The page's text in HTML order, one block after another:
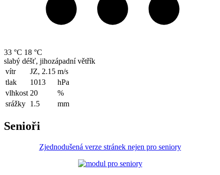
33 °C 18 °C
slabý déšť, jihozápadní větřík
vítr
JZ, 2.15 m/s
tlak
1013
hPa
vlhkost 20
%
srážky 1.5 mm
Senioři
Zjednodušená verze stránek nejen pro seniory